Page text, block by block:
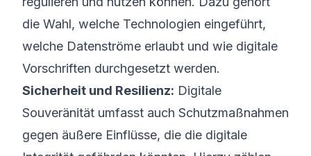
die Wahl, welche Technologien eingeführt,
welche Datenströme erlaubt und wie digitale
Vorschriften durchgesetzt werden.
Sicherheit und Resilienz: Digitale
Souveränität umfasst auch Schutzmaßnahmen
gegen äußere Einflüsse, die die digitale